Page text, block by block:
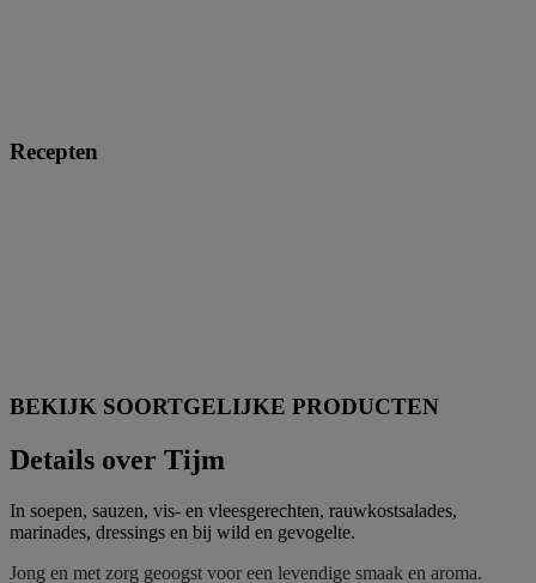
Recepten
BEKIJK SOORTGELIJKE PRODUCTEN
Details over Tijm
In soepen, sauzen, vis- en vleesgerechten, rauwkostsalades,
marinades, dressings en bij wild en gevogelte.
Jong en met zorg geoogst voor een levendige smaak en aroma.